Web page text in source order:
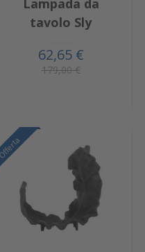
Lampada da
tavolo Sly
62,65 €
179,00 €